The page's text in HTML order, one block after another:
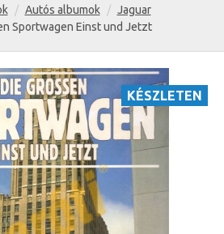
Autós albumok
Jaguar
Sportwagen Einst und Jetzt
KÉSZLETEN